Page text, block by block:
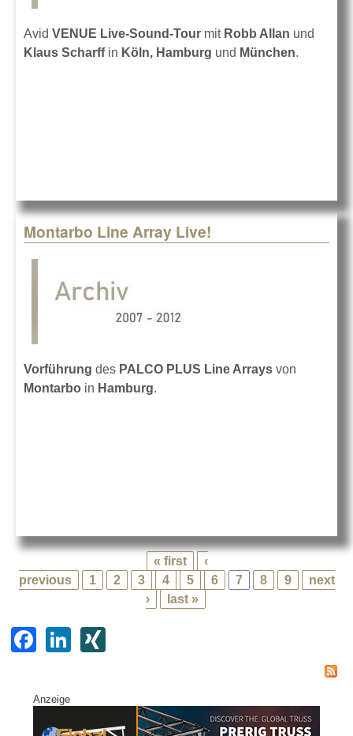
Avid VENUE Live-Sound-Tour mit Robb Allan und
Klaus Scharffin Köln, Hamburg und München.
Montarbo Line Array Live!
Vorführung des PALCO PLUS Line Arrays von
Montarbo in Hamburg.
« first
‹
previous
1 2 3 4 5 6 7 8 9
next
›
last »
F
c
e
Li
e
Anzeige